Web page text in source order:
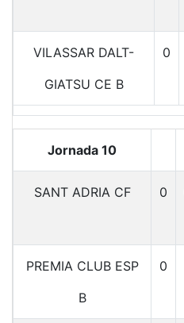
VILASSAR DALT-
GIATSU CE B
0
Jornada 10
SANT ADRIA CF 0
PREMIA CLUB ESP
B
0